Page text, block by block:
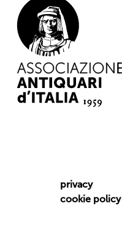
privacy
cookie policy